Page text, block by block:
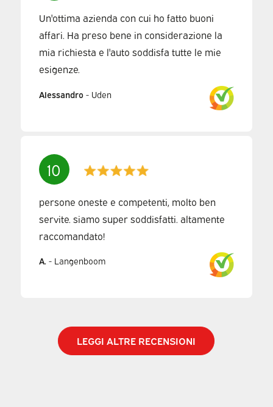
Un'ottima azienda con cui ho fatto buoni
affari. Ha preso bene in considerazione la
mia richiesta e l'auto soddisfa tutte le mie
esigenze.
Alessandro - Uden
10
persone oneste e competenti, molto ben
servite. siamo super soddisfatti. altamente
raccomandato!
A.- Langenboom
LEGGI ALTRE RECENSIONI